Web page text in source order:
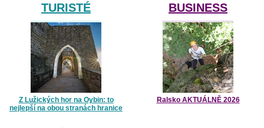
TURISTÉ
Z Lužických hor na Oybin: to
nejlepší na obou stranách hranice
BUSINESS
Ralsko AKTUÁLNĚ 2026